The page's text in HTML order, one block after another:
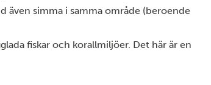
även simma i samma område (beroende
fiskar och korallmiljöer. Det här är en